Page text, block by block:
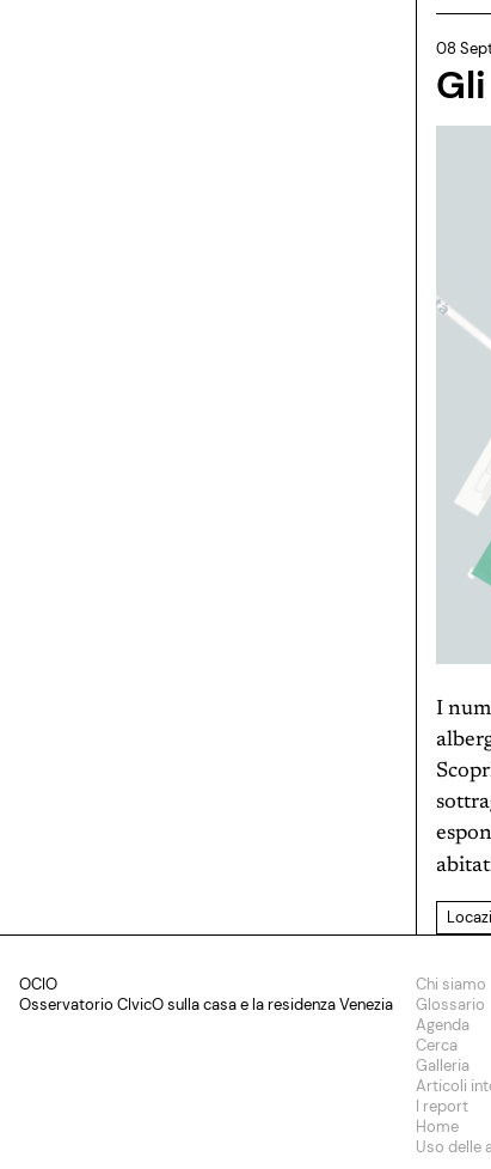
08
I
OCIO
Osservatorio CIvicO sulla casa e la residenza Venezia
Chi siamo
Glossario
Agenda
Cerca
Galleria
Articoli
I report
Home
Uso delle